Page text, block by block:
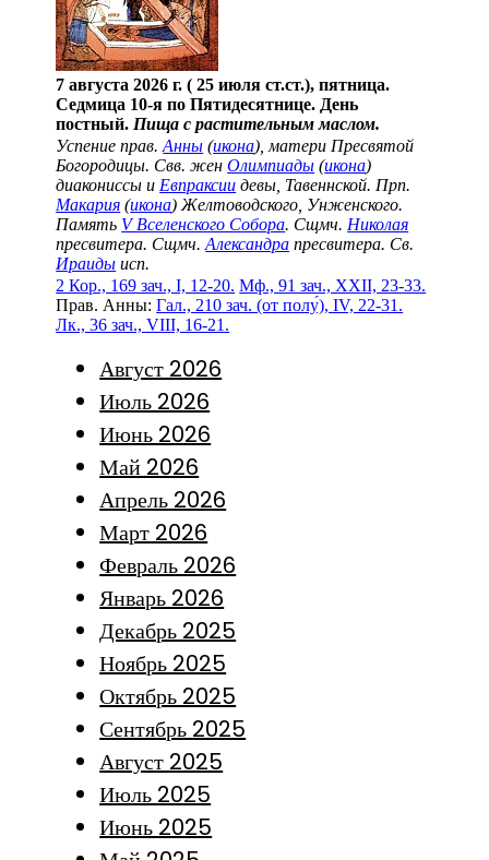
7 августа 2026 г. ( 25 июля ст.ст.), пятница.
Седмица 10-я по Пятидесятнице. День
постный. Пища с растительным маслом.
Успение прав.Анны (икона), матери Пресвятой
Богородицы. Свв. женОлимпиады (икона)
диакониссы и Евпраксии девы, Тавеннской. Прп.
Макария (икона) Желтоводского, Унженского.
Память V Вселенского Собора. Сщмч. Николая
пресвитера. Сщмч.Александра пресвитера. Св.
Ираиды исп.
2 Кор., 169 зач., I, 12-20. Мф., 91 зач., XXII, 23-33.
Прав. Анны:Гал., 210 зач. (от полу́), IV, 22-31.
Лк., 36 зач., VIII, 16-21.
Август 2026
Июль 2026
Июнь 2026
Май 2026
Апрель 2026
Март 2026
Февраль 2026
Январь 2026
Декабрь 2025
Ноябрь 2025
Октябрь 2025
Сентябрь 2025
Август 2025
Июль 2025
Июнь 2025